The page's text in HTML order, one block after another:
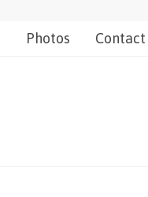
Photos Contact